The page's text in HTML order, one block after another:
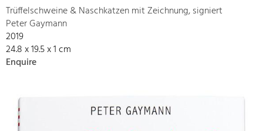
Trüffelschweine & Naschkatzen mit Zeichnung, signiert
Peter Gaymann
2019
24.8 x 19.5 x 1 cm
Enquire